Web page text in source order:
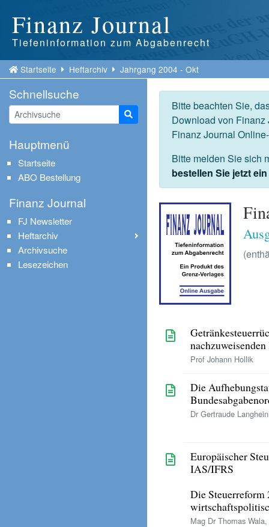
Finanz Journal
Tiefeninformation zum Abgabenrecht
Startseite Heftarchiv Jahrgang 2004 - Okt
Bitte beachten Sie,
Download von
Finanz Journal
Bitte melden Sie sich
bestellen Sie jetzt
Prof Johann Hollik
Die
Dr Gertraude
Europäischer
IAS/IFRS
Die
Mag Dr Thomas
Schnellsuche
Suche starten
Hauptmenü
Startseite
ABO Bestellung
Finanz Journal
FJ Newsletter
Heftarchiv
Archivsuche
Lesezeichen